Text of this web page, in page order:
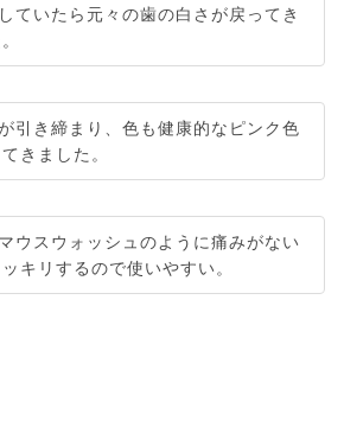
ていたら元々の歯の白さが戻ってき
引き締まり、色も健康的なピンク色
きました。
ウスウォッシュのように痛みがない
キリするので使いやすい。